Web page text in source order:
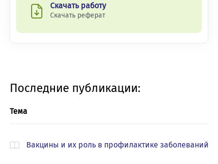
Скачать работу
Скачать реферат
Последние публикации:
Тема
Вакцины и их роль в профилактике заболеваний